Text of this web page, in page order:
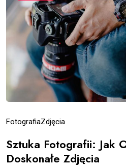
FotografiaZdjęcia
Sztuka Fotografii: Jak
Doskonałe Zdjęcia